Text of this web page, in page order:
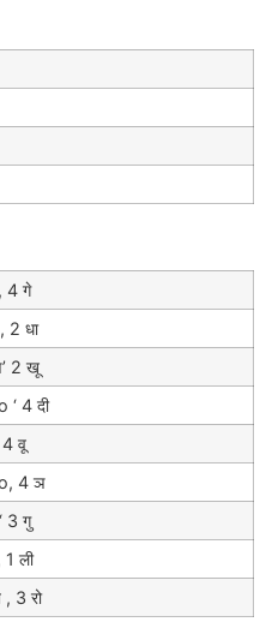
4 गे
2 धा
2 खू
‘ 4 दी
4 वू
o, 4 ञ
3 गु
ली
, 3 रो